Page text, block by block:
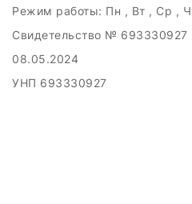
Режим работы: Пн , Вт , Ср ,
Свидетельство № 693330927
08.05.2024
УНП 693330927